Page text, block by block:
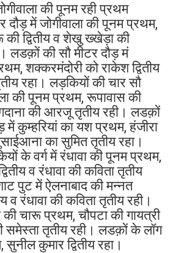
की पूनम रही प्रथम
दौड़ में जोगीवाला की पूनम प्रथम,
की द्वितीय व शेखु ख्खेड़ा की
लडक़ों की सौ मीटर दौड़ मं
शक्करमंदोरी को राकेश द्वितीय
रहा। लड़कियों की चार सौ
की पूनम प्रथम, रूपावास की
की आरजू तृतीय रही। लडक़ों
में कुम्हरियां का यश प्रथम, हंजीरा
का सुमित तृतीय रहा।
के वर्ग में रंधावा की पूनम प्रथम,
व रंधावा की कविता तृतीय
पुट में ऐलनाबाद की मन्नत
व रंधावा की कविता तृतीय रही।
चारू प्रथम, चौपटा की गायत्री
समेस्ता तृतीय रही। लडक़ों के लॉग
कुमार द्वितीय रहा।